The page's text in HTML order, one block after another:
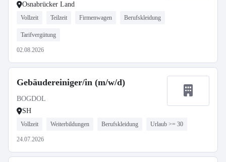
Osnabrücker Land
Vollzeit Teilzeit Firmenwagen Berufskleidung
Tarifvergütung
02.08.2026
Gebäudereiniger/in (m/w/d)
BOGDOL
SH
Vollzeit Weiterbildungen Berufskleidung Urlaub >= 30
24.07.2026